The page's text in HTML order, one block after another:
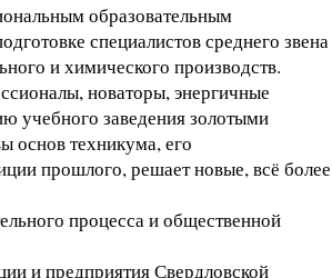
образовательным
специалистов среднего звена
и химического производств.
новаторы, энергичные
учебного заведения золотыми
основ техникума, его
прошлого, решает новые, всё более
процесса и общественной
и предприятия Свердловской